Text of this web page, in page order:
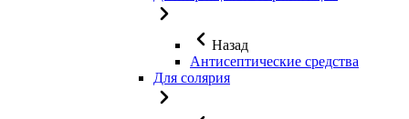
Назад
Антисептические средства
Для солярия